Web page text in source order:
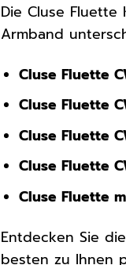
Die Cluse
Armband
Cluse Fluette
Cluse Fluette
Cluse Fluette
Cluse Fluette
Cluse Fluette
Entdecken Sie
besten zu Ihnen